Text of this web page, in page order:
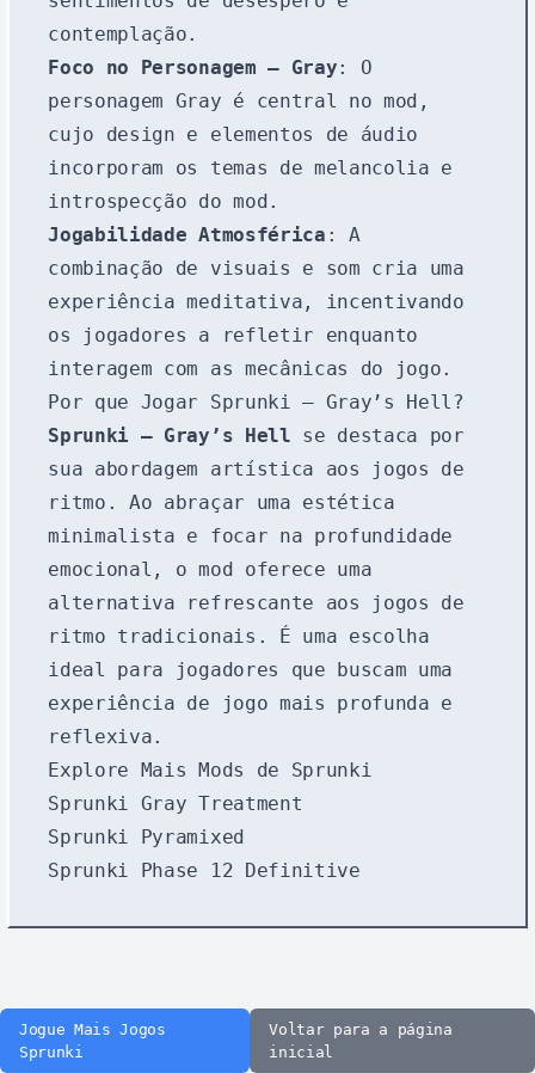
contemplação.
Foco no Personagem – Gray: O
personagem Gray é central no mod,
cujo design e elementos de áudio
incorporam os temas de melancolia e
introspecção do mod.
Jogabilidade Atmosférica : A
combinação de visuais e som cria uma
experiência meditativa, incentivando
os jogadores a refletir enquanto
interagem com as mecânicas do jogo.
Por que Jogar Sprunki – Gray’s Hell?
Sprunki – Gray’s Hell se destaca por
sua abordagem artística aos jogos de
ritmo. Ao abraçar uma estética
minimalista e focar na profundidade
emocional, o mod oferece uma
alternativa refrescante aos jogos de
ritmo tradicionais. É uma escolha
ideal para jogadores que buscam uma
experiência de jogo mais profunda e
reflexiva.
Explore Mais Mods de Sprunki
Sprunki Gray Treatment
Sprunki Pyramixed
Sprunki Phase 12 Definitive
Jogue Mais Jogos
Sprunki
Voltar para a página
inicial